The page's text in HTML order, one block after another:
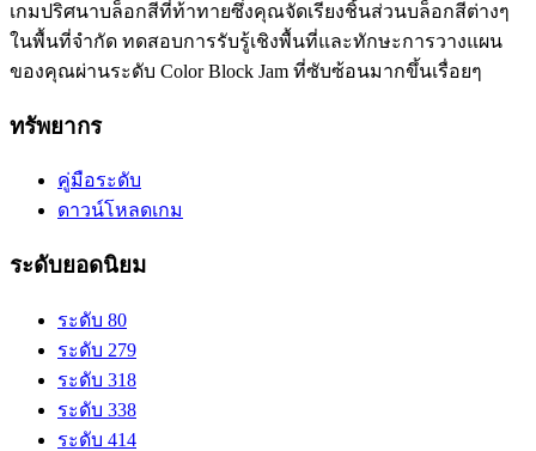
เกมปริศนาบล็อกสีที่ท้าทายซึ่งคุณจัดเรียงชิ้นส่วนบล็อกสีต่างๆ
ในพื้นที่จำกัด ทดสอบการรับรู้เชิงพื้นที่และทักษะการวางแผน
ของคุณผ่านระดับ Color Block Jam ที่ซับซ้อนมากขึ้นเรื่อยๆ
ทรัพยากร
คู่มือระดับ
ดาวน์โหลดเกม
ระดับยอดนิยม
ระดับ 80
ระดับ 279
ระดับ 318
ระดับ 338
ระดับ 414